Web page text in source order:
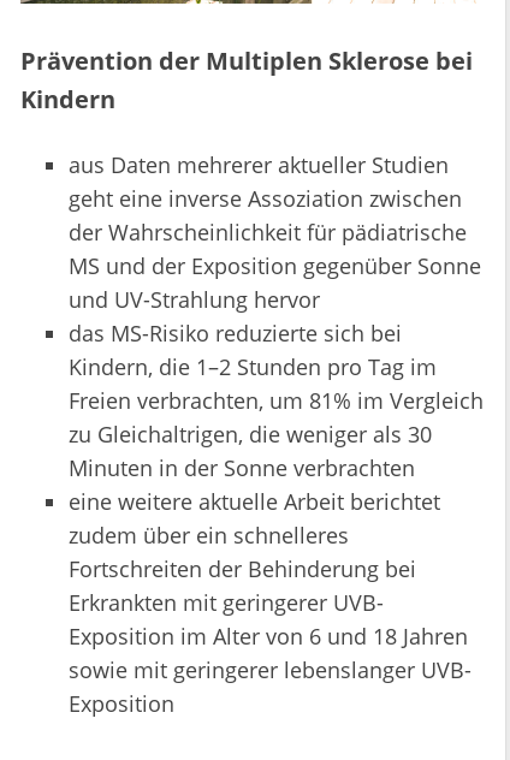
Prävention der Multiplen Sklerose bei
Kindern
aus Daten mehrerer aktueller Studien
geht eine inverse Assoziation zwischen
der Wahrscheinlichkeit für pädiatrische
MS und der Exposition gegenüber Sonne
und UV-Strahlung hervor
das MS-Risiko reduzierte sich bei
Kindern, die 1–2 Stunden pro Tag im
Freien verbrachten, um 81% im Vergleich
zu Gleichaltrigen, die weniger als 30
Minuten in der Sonne verbrachten
eine weitere aktuelle Arbeit berichtet
zudem über ein schnelleres
Fortschreiten der Behinderung bei
Erkrankten mit geringerer UVB-
Exposition im Alter von 6 und 18 Jahren
sowie mit geringerer lebenslanger UVB-
Exposition